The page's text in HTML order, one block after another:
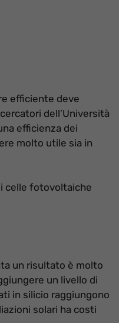
efficiente deve
dell’Università
efficienza dei
molto utile sia in
celle fotovoltaiche
un risultato è molto
un livello di
in silicio raggiungono
solari ha costi